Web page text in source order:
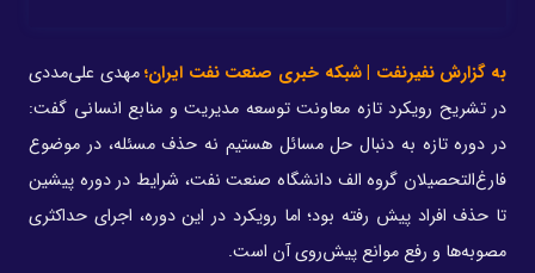
به گزارش نفیرنفت | شبکه خبری صنعت نفت ایران؛ مهدی علی‌مددی
در تشریح رویکرد تازه معاونت توسعه مدیریت و منابع انسانی گفت:
در دوره تازه به دنبال حل مسائل هستیم نه حذف مسئله، در موضوع
فارغ‌التحصیلان گروه الف دانشگاه صنعت نفت، شرایط در دوره پیشین
تا حذف افراد پیش رفته بود؛ اما رویکرد در این دوره، اجرای حداکثری
مصوبه‌ها و رفع موانع پیش‌روی آن است.